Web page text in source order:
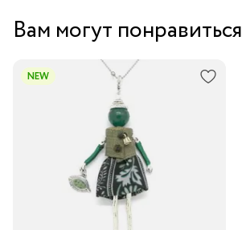
Вам могут понравиться
NEW